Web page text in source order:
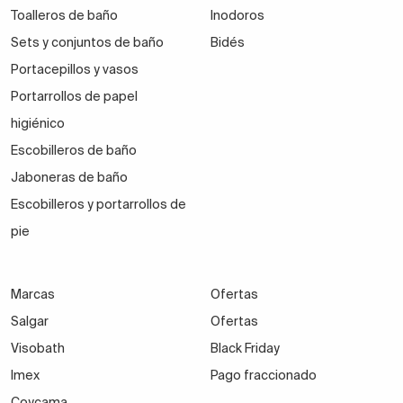
Toalleros de baño
Sets y conjuntos de baño
Portacepillos y vasos
Portarrollos de papel
higiénico
Escobilleros de baño
Jaboneras de baño
Escobilleros y portarrollos de
pie
Inodoros
Bidés
Marcas
Salgar
Visobath
Imex
Ofertas
Ofertas
Black Friday
Pago fraccionado